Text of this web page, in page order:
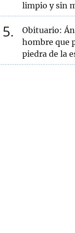
limpio y sin
5
Obituario:
hombre que
piedra de la